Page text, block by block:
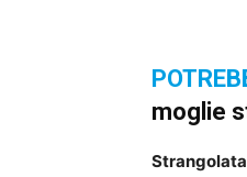
moglie